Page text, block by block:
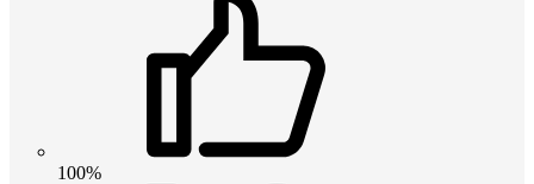
100%